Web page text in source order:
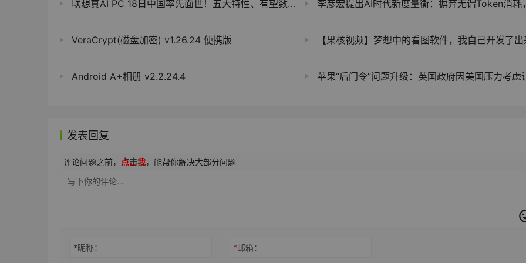
联想真AI PC 18日中国率先面世！五大特性、有望数字“永生” 李彦宏提出AI时代新度量衡：摒弃无谓Token消耗，拥抱日活智能体数（DAA）
VeraCrypt(磁盘加密) v1.26.24 便携版 【果核视频】梦想中的看图软件，我自己开发了出
Android A+相册 v2.2.24.4 苹果“后门令”问题升级：英国政府因美国压力考虑
发表回复
评论问题之前， 点击我，能帮你解决大部分问题
*昵称： *邮箱：